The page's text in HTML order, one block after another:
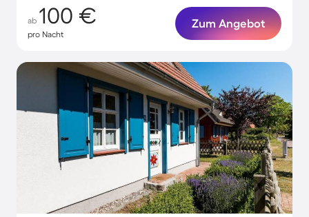
ab 100 €
pro Nacht
Zum Angebot